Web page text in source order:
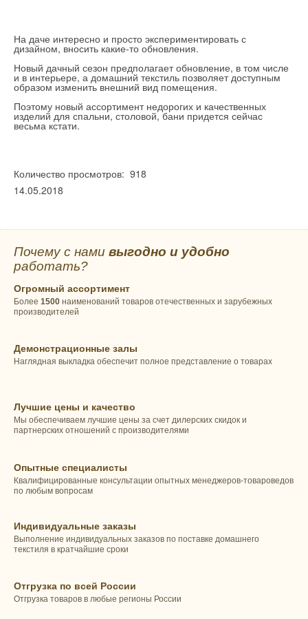
На даче интересно и просто экспериментировать с
дизайном, вносить какие-то обновления.
Новый дачный сезон предполагает обновление, в том числе
и в интерьере, а домашний текстиль позволяет доступным
образом изменить внешний вид помещения.
Поэтому новый ассортимент недорогих и качественных
изделий для спальни, столовой, бани придется сейчас
весьма кстати.
Количество просмотров: 918
14.05.2018
Почему с нами выгодно и удобно
работать?
Огромный ассортимент
Более 1500 наименований товаров отечественных и зарубежных
производителей
Демонстрационные залы
Наглядная выкладка обеспечит полное представление о товарах
Лучшие цены и качество
Мы обеспечиваем лучшие цены за счет дилерских скидок и
партнерских отношений с производителями
Опытные специалисты
Квалифицированные консультации опытных менеджеров-товароведов
по любым вопросам
Индивидуальные заказы
Выполнение индивидуальных заказов по поставке домашнего
текстиля в кратчайшие сроки
Отгрузка по всей России
Отгрузка товаров в любые регионы России